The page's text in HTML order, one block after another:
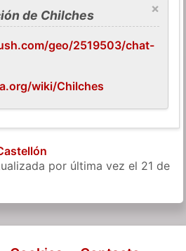
×
de Chilches
geo/2519503/chat-
wiki/Chilches
por última vez el 21 de